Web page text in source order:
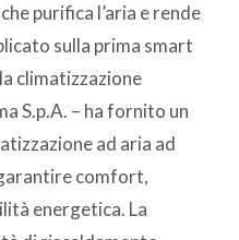
purifica l’aria e rende
sulla prima smart
climatizzazione
S.p.A. – ha fornito un
ad aria ad
comfort,
energetica. La